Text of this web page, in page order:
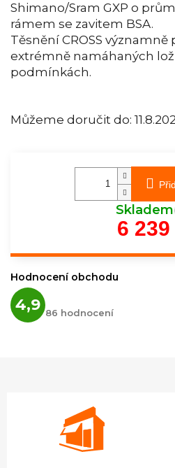
Můžeme doručit do:
Shimano/Sram GXP o
rámem se zavitem BSA.
Těsnění CROSS
extrémně namáhaných
podmínkách.
Skladem
6
Hodnocení obchodu
4,9 hodnocení
obchodu
86 hodnocení